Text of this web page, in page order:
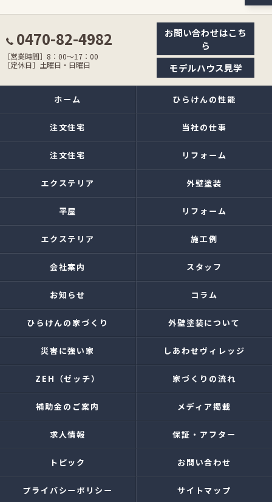
0470-82-4982
［営業時間］8：00〜17：00
［定休日］土曜日・日曜日
お問い合わせはこち
ら
モデルハウス見学
ホーム ひらけんの性能
注文住宅 当社の仕事
注文住宅 リフォーム
エクステリア 外壁塗装
平屋 リフォーム
エクステリア 施工例
会社案内 スタッフ
お知らせ コラム
ひらけんの家づくり 外壁塗装について
災害に強い家 しあわせヴィレッジ
ZEH（ゼッチ） 家づくりの流れ
補助金のご案内 メディア掲載
求人情報 保証・アフター
トピック お問い合わせ
プライバシーポリシー サイトマップ